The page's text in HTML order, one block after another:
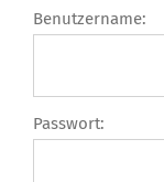
Benutzername:
Passwort: